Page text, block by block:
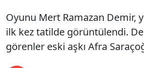
Oyunu Mert Ramazan Demir,
ilk kez tatilde görüntülendi.
görenler eski aşkı Afra